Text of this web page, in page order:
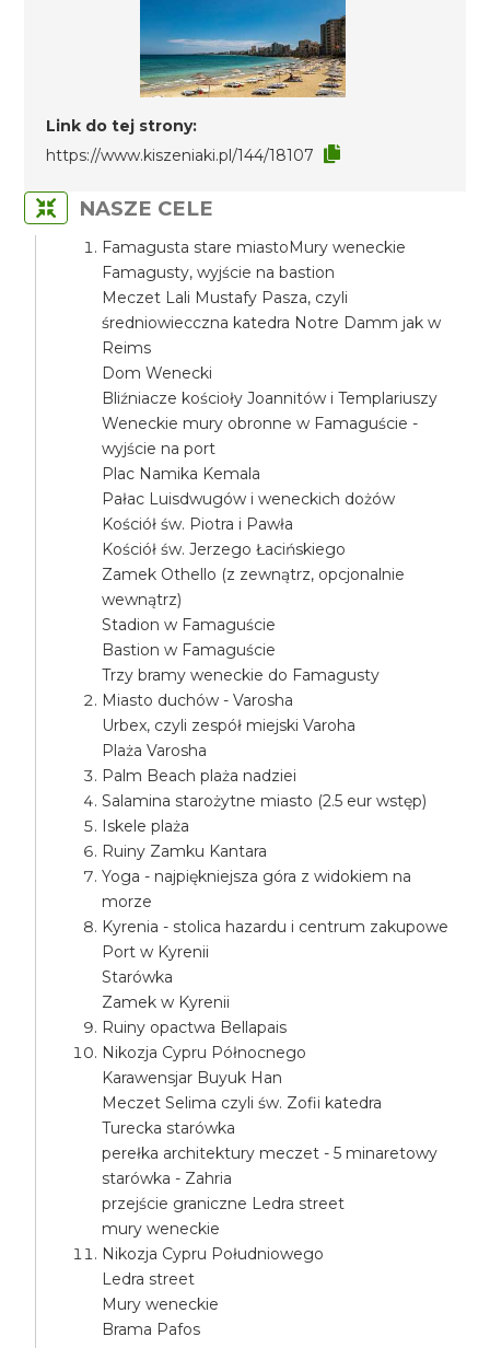
Link do tej strony:
https://www.kiszeniaki.pl/144/18107
NASZE CELE
Famagusta stare miastoMury weneckie
Famagusty, wyjście na bastion
Meczet Lali Mustafy Pasza, czyli
średniowiecczna katedra Notre Damm jak w
Reims
Dom Wenecki
Bliźniacze kościoły Joannitów i Templariuszy
Weneckie mury obronne w Famaguście -
wyjście na port
Plac Namika Kemala
Pałac Luisdwugów i weneckich dożów
Kościół św. Piotra i Pawła
Kościół św. Jerzego Łacińskiego
Zamek Othello (z zewnątrz, opcjonalnie
wewnątrz)
Stadion w Famaguście
Bastion w Famaguście
Trzy bramy weneckie do Famagusty
Miasto duchów - Varosha
Urbex, czyli zespół miejski Varoha
Plaża Varosha
Palm Beach plaża nadziei
Salamina starożytne miasto (2.5 eur wstęp)
Iskele plaża
Ruiny Zamku Kantara
Yoga - najpiękniejsza góra z widokiem na
morze
Kyrenia - stolica hazardu i centrum zakupowe
Port w Kyrenii
Starówka
Zamek w Kyrenii
Ruiny opactwa Bellapais
Nikozja Cypru Północnego
Karawensjar Buyuk Han
Meczet Selima czyli św. Zofii katedra
Turecka starówka
perełka architektury meczet - 5 minaretowy
starówka - Zahria
przejście graniczne Ledra street
mury weneckie
Nikozja Cypru Południowego
Ledra street
Mury weneckie
Brama Pafos